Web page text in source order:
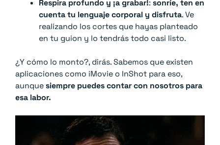
Respira profundo y ¡a grabar!:sonríe, ten en
cuenta tu lenguaje corporal y disfruta. Ve
realizando los cortes que hayas planteado
en tu guion y lo tendrás todo casi listo.
¿Y cómo lo monto?, dirás. Sabemos que existen
aplicaciones como iMovie o InShot para eso,
aunquesiempre puedes contar con nosotros para
esa labor.